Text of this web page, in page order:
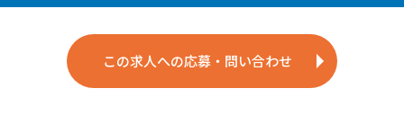
この求人への応募・問い合わせ